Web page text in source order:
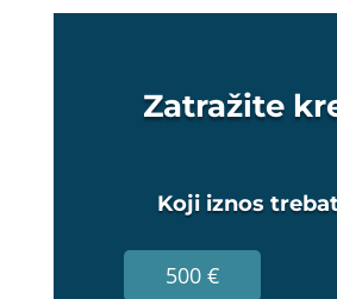
Zatražite
Koji iznos
500 €